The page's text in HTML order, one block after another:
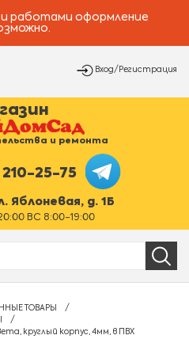
работами оформление
Вход/Регистрация
и ремонта
25-75
Яблоневая, д. 1Б
ВС 8:00-19:00
ТОВАРЫ
круглый корпус, 4мм, в ПВХ